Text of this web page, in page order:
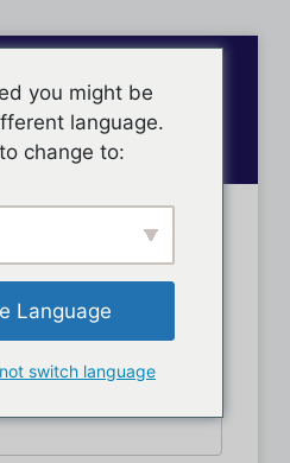
des membres
you might be
language.
change to:
Language
switch language